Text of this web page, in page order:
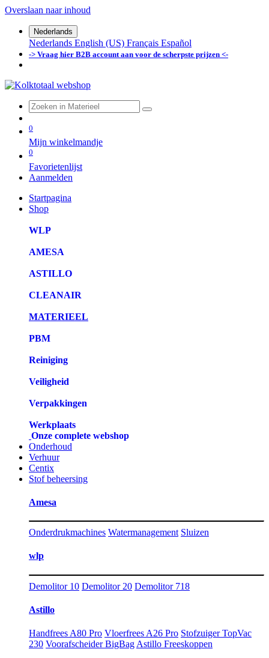
Overslaan naar inhoud
Nederlands
Nederlands English (US) Français Español
-> Vraag hier B2B account aan voor de scherpste prijzen <-
0
Mijn winkelmandje
0
Favorietenlijst
Aanmelden
Startpagina
Shop
WLP
AMESA
ASTILLO
CLEANAIR
MATERIEEL
PBM
Reiniging
Veiligheid
Verpakkingen
Werkplaats
Onze complete webshop
Onderhoud
Verhuur
Centix
Stof beheersing
Amesa
Onderdrukmachines Watermanagement Sluizen
wlp
Demolitor 10 Demolitor 20 Demolitor 718
Astillo
Handfrees A80 Pro Vloerfrees A26 Pro Stofzuiger TopVac
230 Voorafscheider BigBag Astillo Freeskoppen